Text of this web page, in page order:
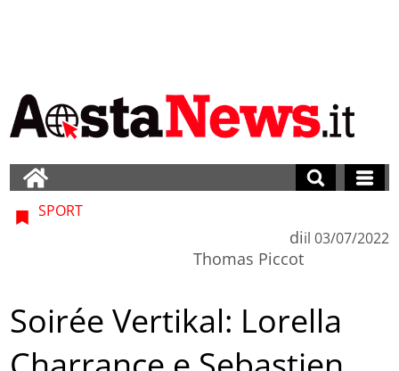
SPORT
di
Thomas Piccot
il 03/07/2022
Soirée Vertikal: Lorella